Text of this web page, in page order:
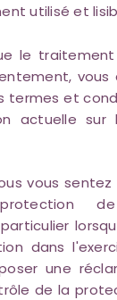
utilisé et
le
termes et
actuelle sur
vous
dans
une
de la